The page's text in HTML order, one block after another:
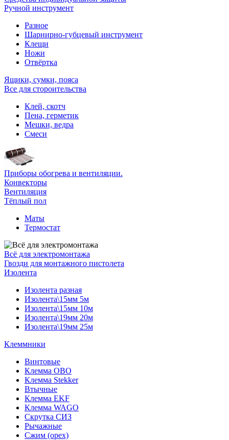
Ручной инструмент
Разное
Шарнирно-губцевый инструмент
Клещи
Ножи
Отвёртка
Ящики, сумки, пояса
Все для стороительства
Клей, скотч
Пена, герметик
Мешки, ведра
Смеси
Приборы обогрева и вентиляции.
Конвекторы
Вентиляция
Тёплый пол
Маты
Термостат
Всё для электромонтажа
Гвозди для монтажного пистолета
Изолента
Изолента разная
Изолента\15мм 5м
Изолента\15мм 10м
Изолента\19мм 20м
Изолента\19мм 25м
Клеммники
Винтовые
Клемма OBO
Клемма Stekker
Втычные
Клемма EKF
Клемма WAGO
Скрутка СИЗ
Рычажные
Сжим (орех)